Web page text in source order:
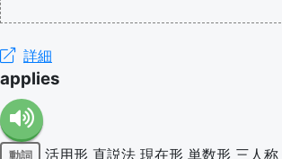
詳細
applies
動詞 活用形 直説法 現在形 単数形 三人称